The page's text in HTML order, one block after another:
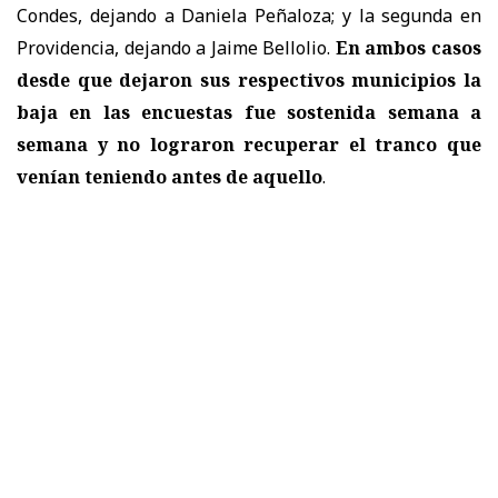
Condes, dejando a Daniela Peñaloza; y la segunda en
Providencia, dejando a Jaime Bellolio. En ambos casos
desde que dejaron sus respectivos municipios la
baja en las encuestas fue sostenida semana a
semana y no lograron recuperar el tranco que
venían teniendo antes de aquello.